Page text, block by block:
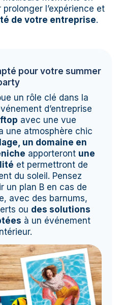
l’expérience et
de votre entreprise.
pour votre summer
un rôle clé dans la
d’entreprise
avec une vue
une atmosphère chic
un domaine en
apporteront une
et permettront de
du soleil. Pensez
un plan B en cas de
avec des barnums,
ou des solutions
à un événement